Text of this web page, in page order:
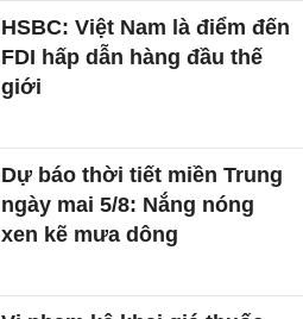
HSBC: Việt Nam là điểm đến
FDI hấp dẫn hàng đầu thế
giới
Dự báo thời tiết miền Trung
ngày mai 5/8: Nắng nóng
xen kẽ mưa dông